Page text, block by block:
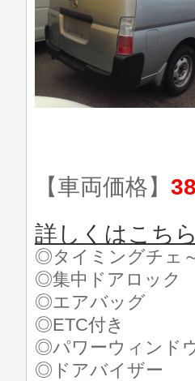
【車両価格】
詳しくはこちら
◎タイミングチェ
◎集中ドアロック
◎エアバッグ
◎ETC付き
◎パワーウィンド
◎ドアバイザー